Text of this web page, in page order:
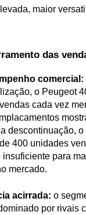
maior
das
comercial:
o Peugeot
cada vez
descontinuação,
400 unidades
insuficiente para
mercado.
acirrada: o
por rivais